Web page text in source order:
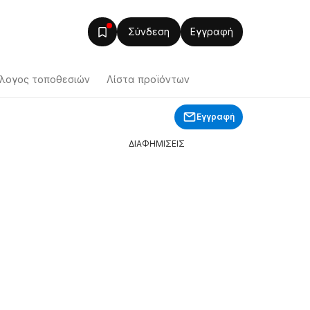
Σύνδεση Εγγραφή
τοποθεσιών Λίστα προϊόντων
Εγγραφή
ΔΙΑΦΗΜΙΣΕΙΣ